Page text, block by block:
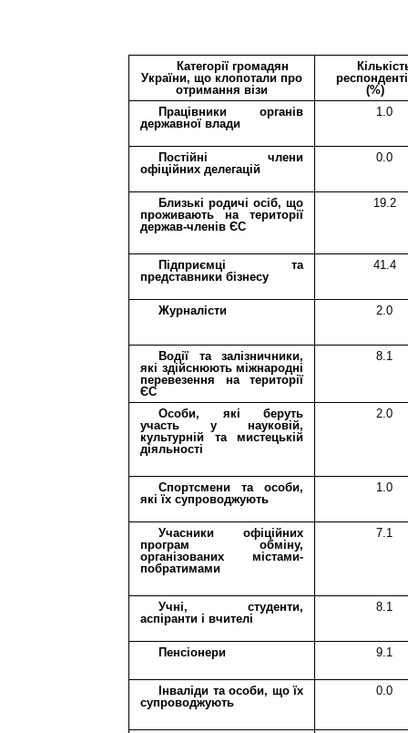
Категорії громадян
України, що клопотали про
отримання візи
(%)
Працівники органів
державної влади
1.0
Постійні члени
офіційних делегацій
0.0
Близькі родичі осіб, що
проживають натериторії
держав-членів ЄС
19.2
Підприємці та
представники бізнесу
41.4
Журналісти 2.0
Водії та залізничники,
які здійснюють міжнародні
перевезення на території
ЄС
8.1
Особи, які беруть
участь у науковій,
культурній та мистецькій
діяльності
2.0
Спортсмени та особи,
які їх супроводжують
1.0
Учасники офіційних
програм обміну,
організованих містами-
побратимами
7.1
Учні, студенти,
аспіранти і вчителі
8.1
Пенсіонери 9.1
Інваліди та особи, що їх
супроводжують
0.0